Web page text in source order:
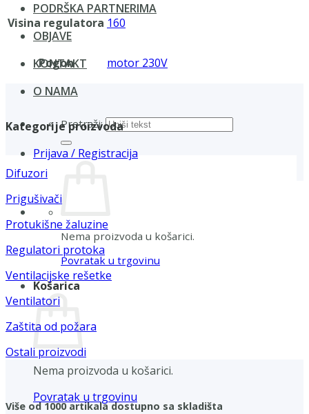
PODRŠKA PARTNERIMA
OBJAVE
KONTAKT
O NAMA
Pretraži:
Prijava / Registracija
Nema proizvoda u košarici.
Povratak u trgovinu
Košarica
Nema proizvoda u košarici.
Povratak u trgovinu
Visina regulatora 160
Pogon motor 230V
Kategorije proizvoda
Difuzori
Prigušivači
Protukišne žaluzine
Regulatori protoka
Ventilacijske rešetke
Ventilatori
Zaštita od požara
Ostali proizvodi
Više od 1000 artikala dostupno sa skladišta